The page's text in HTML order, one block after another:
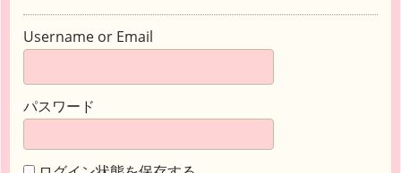
Username or Email
パスワード